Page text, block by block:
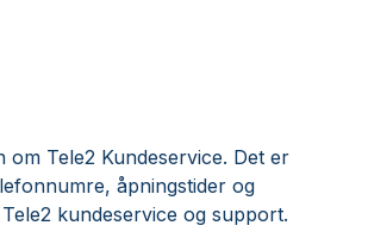
om Tele2 Kundeservice. Det er
åpningstider og
kundeservice og support.